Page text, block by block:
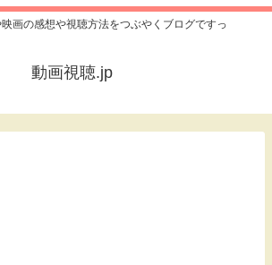
画の感想や視聴方法をつぶやくブログですっ
動画視聴.jp